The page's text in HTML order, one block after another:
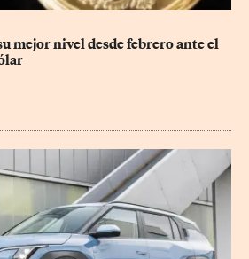
mejor nivel desde febrero ante el